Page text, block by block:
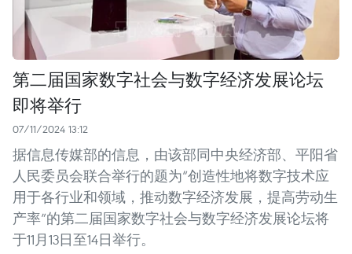
第二届国家数字社会与数字经济发展论坛
即将举行
07/11/2024 13:12
据信息传媒部的信息，由该部同中央经济部、平阳省
人民委员会联合举行的题为“创造性地将数字技术应
用于各行业和领域，推动数字经济发展，提高劳动生
产率”的第二届国家数字社会与数字经济发展论坛将
于11月13日至14日举行。